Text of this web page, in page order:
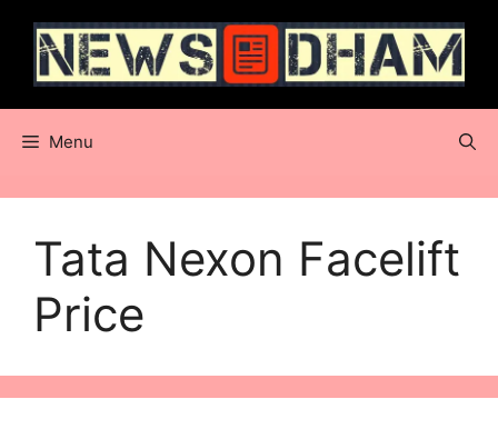
content
Menu
Tata Nexon Facelift
Price